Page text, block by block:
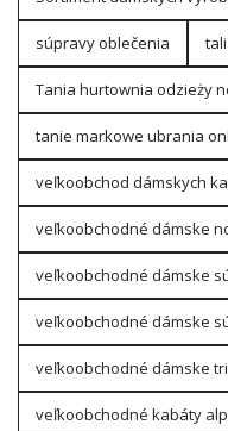
súpravy oblečenia
Tania hurtownia odzieży
tanie markowe ubrania
veľkoobchod dámskych
veľkoobchodné dámske
veľkoobchodné dámske
veľkoobchodné dámske
veľkoobchodné dámske
veľkoobchodné kabáty